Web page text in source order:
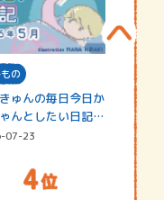
の
ゅんの毎日今日か
んとしたい日記
07-23